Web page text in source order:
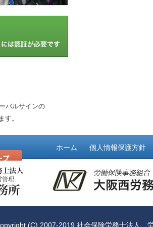
バルサインの
す。
ホーム 個人情報保護方針
(C) 2007-2019社会保険労務士法人